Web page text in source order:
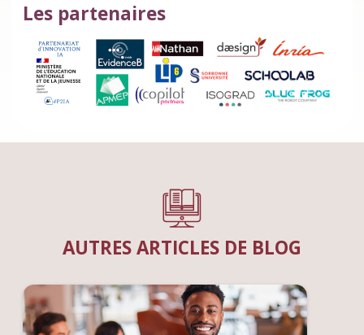
Les partenaires
AUTRES ARTICLES DE BLOG